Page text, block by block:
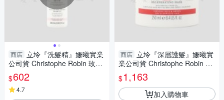
商店 立坽『洗髮精』婕曦實業
公司貨 Christophe Robin 玫瑰
豐盈洗髮乳250ml HH03
$602
4.7
商店 立坽『深層護髮』婕曦實
業公司貨 Christophe Robin 刺
梨籽油柔亮修護髮膜250ml HH
06 HH08
$1,163
加入購物車